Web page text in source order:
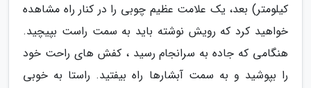
کیلومتر) بعد، یک علامت عظیم چوبی را در کنار راه مشاهده
خواهید کرد که رویش نوشته باید به سمت راست بپیچید.
هنگامی که جاده به سرانجام رسید ، کفش های راحت خود
را بپوشید و به سمت آبشارها راه بیفتید. راستا به خوبی